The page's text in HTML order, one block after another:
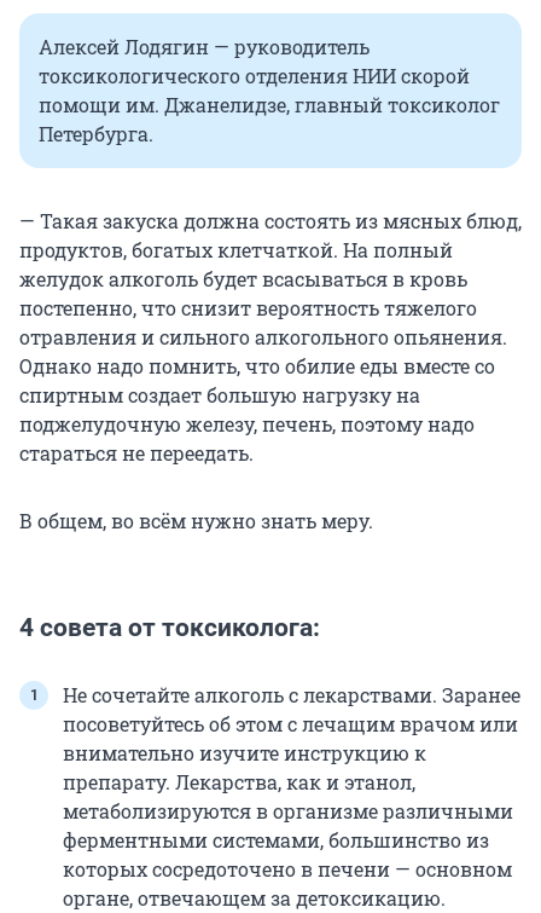
Алексей Лодягин — руководитель
токсикологического отделения НИИ скорой
помощи им. Джанелидзе, главный токсиколог
Петербурга.
— Такая закуска должна состоять из мясных блюд,
продуктов, богатых клетчаткой. На полный
желудок алкоголь будет всасываться в кровь
постепенно, что снизит вероятность тяжелого
отравления и сильного алкогольного опьянения.
Однако надо помнить, что обилие еды вместе со
спиртным создает большую нагрузку на
поджелудочную железу, печень, поэтому надо
стараться не переедать.
В общем, во всём нужно знать меру.
4 совета от токсиколога:
Не сочетайте алкоголь с лекарствами. Заранее
посоветуйтесь об этом с лечащим врачом или
внимательно изучите инструкцию к
препарату. Лекарства, как и этанол,
метаболизируются в организме различными
ферментными системами, большинство из
которых сосредоточено в печени — основном
органе, отвечающем за детоксикацию.